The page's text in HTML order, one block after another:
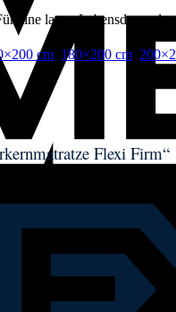
eine lange Lebensdauer
cm 180×200 cm
Flexi Firm“